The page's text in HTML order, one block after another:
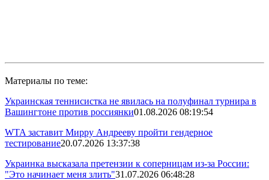
Материалы по теме:
Украинская теннисистка не явилась на полуфинал турнира в
Вашингтоне против россиянки01.08.2026 08:19:54
WTA заставит Мирру Андрееву пройти гендерное
тестирование20.07.2026 13:37:38
Украинка высказала претензии к соперницам из-за России:
"Это начинает меня злить"31.07.2026 06:48:28